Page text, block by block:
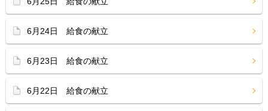
6月24日 給食の献立
6月23日 給食の献立
6月22日 給食の献立